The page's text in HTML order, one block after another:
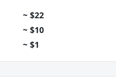
~ $22
~ $10
~ $1